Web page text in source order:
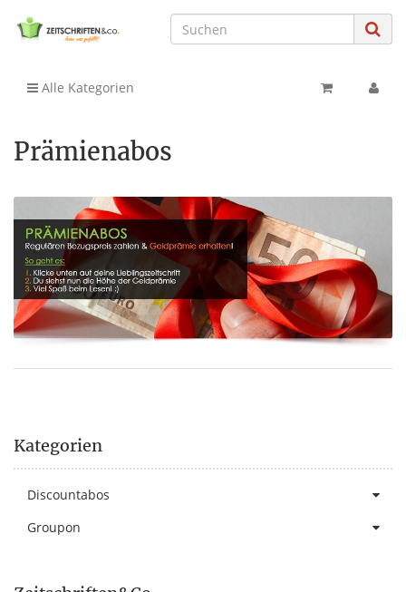
Alle Kategorien
Prämienabos
Kategorien
Discountabos
Groupon